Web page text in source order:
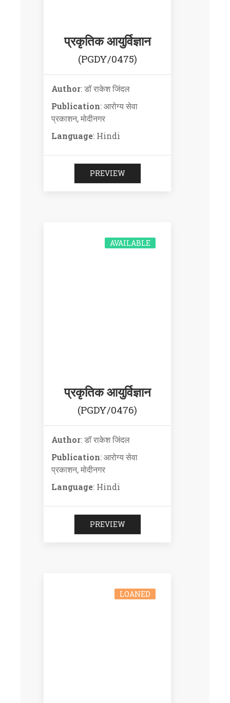
प्रकृतिक आयुर्विज्ञान
(PGDY/0475)
Author: डॉ राकेश जिंदल
Publication: आरोग्य सेवा
प्रकाशन, मोदीनगर
Language: Hindi
PREVIEW
प्रकृतिक आयुर्विज्ञान
(PGDY/0476)
AVAILABLE
Author: डॉ राकेश जिंदल
Publication: आरोग्य सेवा
प्रकाशन, मोदीनगर
Language: Hindi
PREVIEW
LOANED